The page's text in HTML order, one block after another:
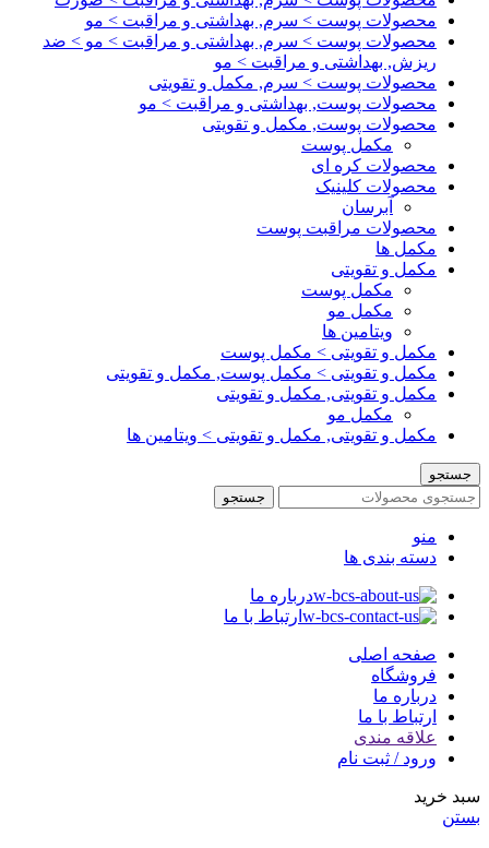
محصولات پوست > سرم, بهداشتی و مراقبت > مو
محصولات پوست > سرم, بهداشتی و مراقبت > مو > ضد
ریزش, بهداشتی و مراقبت > مو
محصولات پوست > سرم, مکمل و تقویتی
محصولات پوست, بهداشتی و مراقبت > مو
محصولات پوست, مکمل و تقویتی
مکمل پوست
محصولات کره ای
محصولات کلینیک
آبرسان
محصولات مراقبت پوست
مکمل ها
مکمل و تقویتی
مکمل پوست
مکمل مو
ویتامین ها
مکمل و تقویتی > مکمل پوست
مکمل و تقویتی > مکمل پوست, مکمل و تقویتی
مکمل و تقویتی, مکمل و تقویتی
مکمل مو
مکمل و تقویتی, مکمل و تقویتی > ویتامین ها
جستجو
جستجو
منو
دسته بندی ها
درباره ما
ارتباط با ما
صفحه اصلی
فروشگاه
درباره ما
ارتباط با ما
علاقه مندی
ورود / ثبت نام
سبد خرید
بستن